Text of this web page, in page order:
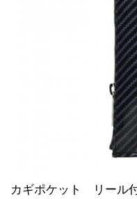
カギポケット リール